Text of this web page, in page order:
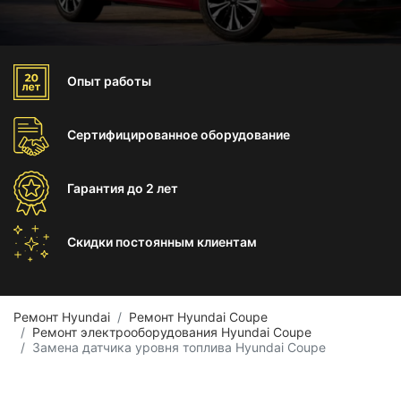
Опыт работы
Сертифицированноеоборудование
Гарантиядо 2 лет
Скидки постоянным клиентам
Ремонт Hyundai
Ремонт Hyundai Coupe
Ремонт электрооборудования Hyundai Coupe
Замена датчика уровня топлива Hyundai Coupe